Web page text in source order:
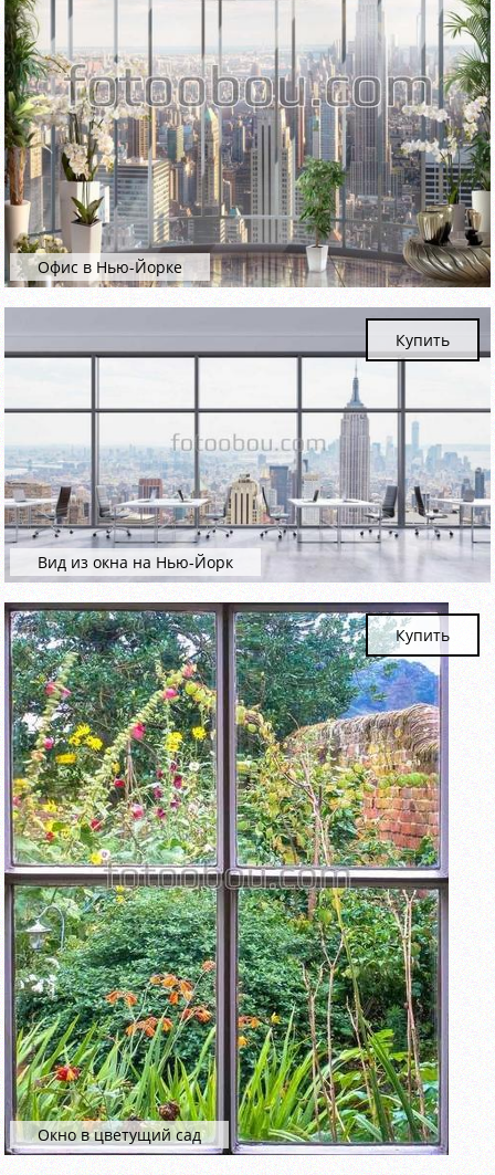
Офис в Нью-Йорке
Вид из окна на Нью-Йорк
Купить
Окно в цветущий сад
Купить